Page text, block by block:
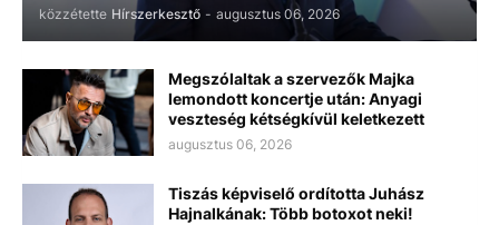
közzétette Hírszerkesztő - augusztus 06, 2026
Megszólaltak a szervezők Majka
lemondott koncertje után: Anyagi
veszteség kétségkívül keletkezett
augusztus 06, 2026
Tiszás képviselő ordította Juhász
Hajnalkának: Több botoxot neki!